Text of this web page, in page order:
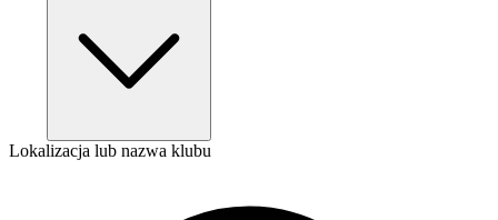
Lokalizacja lub nazwa klubu